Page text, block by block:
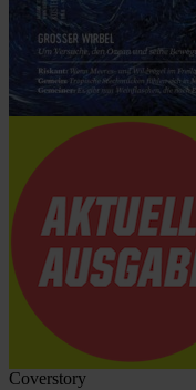
Coverstory